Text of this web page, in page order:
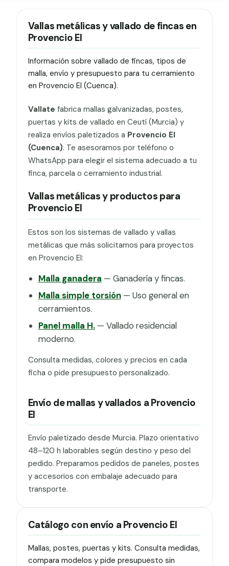
Vallas metálicas y vallado de fincas en
Provencio El
Información sobre vallado de fincas, tipos de
malla, envío y presupuesto para tu cerramiento
en Provencio El (Cuenca).
Vallate fabrica mallas galvanizadas, postes,
puertas y kits de vallado en Ceutí (Murcia) y
realiza envíos paletizados a Provencio El
(Cuenca). Te asesoramos por teléfono o
WhatsApp para elegir el sistema adecuado a tu
finca, parcela o cerramiento industrial.
Vallas metálicas y productos para
Provencio El
Estos son los sistemas de vallado y vallas
metálicas que más solicitamos para proyectos
en Provencio El:
Malla ganadera — Ganadería y fincas.
Malla simple torsión— Uso general en
cerramientos.
Panel malla H.— Vallado residencial
moderno.
Consulta medidas, colores y precios en cada
ficha o pide presupuesto personalizado.
Envío de mallas y vallados a Provencio
El
Envío paletizado desde Murcia. Plazo orientativo
48–120 h laborables según destino y peso del
pedido. Preparamos pedidos de paneles, postes
y accesorios con embalaje adecuado para
transporte.
Catálogo con envío a Provencio El
Mallas, postes, puertas y kits. Consulta medidas,
compara modelos y pide presupuesto sin